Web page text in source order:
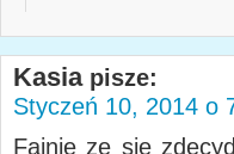
Kasia pisze:
Styczeń 10, 2014 o
Fajnie ze się